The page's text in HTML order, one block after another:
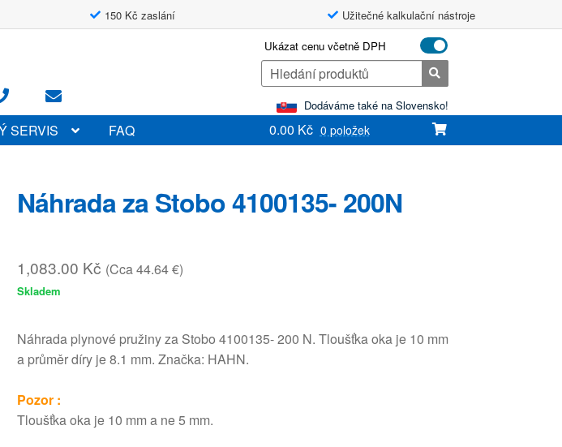
150 Kč zaslání Užitečné kalkulační nástroje
Ukázat cenu včetně DPH
Search
for:
Dodáváme také na Slovensko!
SERVIS FAQ 0.00 Kč 0 položek
Náhrada za Stobo 4100135- 200N
1,083.00 Kč (Cca 44.64 €)
Skladem
Náhrada plynové pružiny za Stobo 4100135- 200 N. Tloušťka oka je 10 mm
a průměr díry je 8.1 mm. Značka: HAHN.
Pozor :
Tloušťka oka je 10 mm a ne 5 mm.